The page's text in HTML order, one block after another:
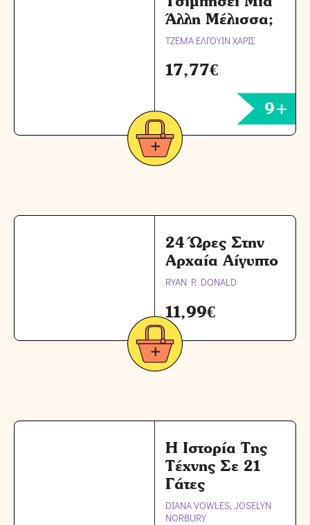
Άλλη Μέλισσα;
ΤΖΕΜΑ ΕΛΓΟΥΙΝ ΧΑΡΙΣ
17,77€
9+
24 Ώρες Στην
Αρχαία Αίγυπτο
RYAN P. DONALD
11,99€
Η Ιστορία Της
Τέχνης Σε 21
Γάτες
DIANA VOWLES, JOSELYN
NORBURY